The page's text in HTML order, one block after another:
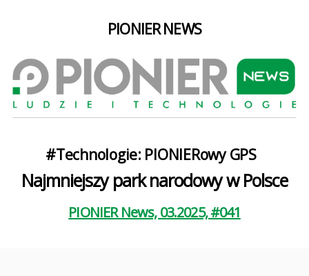
PIONIER NEWS
Kategorie
#Technologie: PIONIERowy GPS
Najmniejszy park narodowy w Polsce
PIONIER News, 03.2025, #041